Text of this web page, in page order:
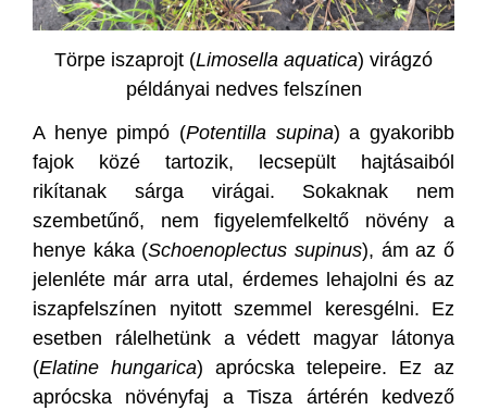
Törpe iszaprojt (Limosella aquatica) virágzó
példányai nedves felszínen
A henye pimpó (Potentilla supina) a gyakoribb
fajok közé tartozik, lecsepült hajtásaiból
rikítanak sárga virágai. Sokaknak nem
szembetűnő, nem figyelemfelkeltő növény a
henye káka (Schoenoplectus supinus), ám az ő
jelenléte már arra utal, érdemes lehajolni és az
iszapfelszínen nyitott szemmel keresgélni. Ez
esetben rálelhetünk a védett magyar látonya
(Elatine hungarica) aprócska telepeire. Ez az
aprócska növényfaj a Tisza ártérén kedvező